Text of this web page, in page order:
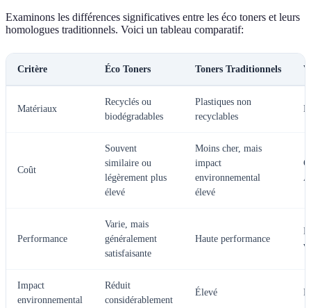
Examinons les différences significatives entre les éco toners et leurs
homologues traditionnels. Voici un tableau comparatif:
Critère Éco Toners Toners Traditionnels
Matériaux
Recyclés ou
biodégradables
Plastiques non
recyclables
Coût
Souvent
similaire ou
légèrement plus
élevé
Moins cher, mais
impact
environnemental
élevé
Performance
Varie, mais
généralement
satisfaisante
Haute performance
Impact
environnemental
Réduit
considérablement
Élevé